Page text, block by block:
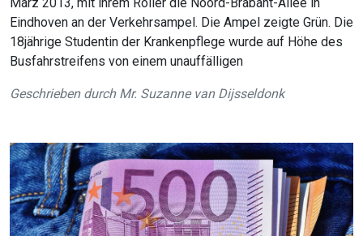
März 2013, mit ihrem Roller die Noord-Brabant-Allee in
Eindhoven an der Verkehrsampel. Die Ampel zeigte Grün. Die
18jährige Studentin der Krankenpflege wurde auf Höhe des
Busfahrstreifens von einem unauffälligen
Geschrieben durch Mr. Suzanne van Dijsseldonk